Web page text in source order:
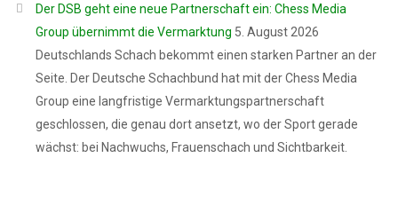
Der DSB geht eine neue Partnerschaft ein: Chess Media
Group übernimmt die Vermarktung 5. August 2026
Deutschlands Schach bekommt einen starken Partner an der
Seite. Der Deutsche Schachbund hat mit der Chess Media
Group eine langfristige Vermarktungspartnerschaft
geschlossen, die genau dort ansetzt, wo der Sport gerade
wächst: bei Nachwuchs, Frauenschach und Sichtbarkeit.